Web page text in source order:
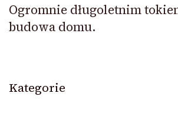
Ogromnie długoletnim
budowa domu.
Kategorie